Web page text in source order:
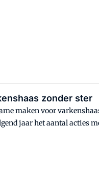
zonder ster
maken voor
jaar het aantal acties